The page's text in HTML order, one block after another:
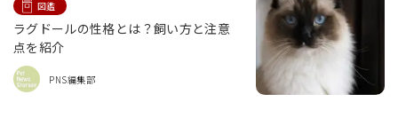
図鑑
ラグドールの性格とは？飼い方と注意
点を紹介
PNS編集部